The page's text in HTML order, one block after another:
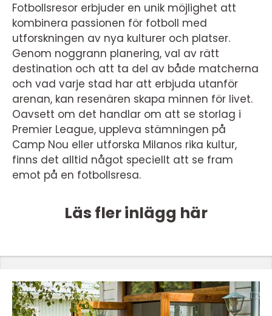
Fotbollsresor erbjuder en unik möjlighet att
kombinera passionen för fotboll med
utforskningen av nya kulturer och platser.
Genom noggrann planering, val av rätt
destination och att ta del av både matcherna
och vad varje stad har att erbjuda utanför
arenan, kan resenären skapa minnen för livet.
Oavsett om det handlar om att se storlag i
Premier League, uppleva stämningen på
Camp Nou eller utforska Milanos rika kultur,
finns det alltid något speciellt att se fram
emot på en fotbollsresa.
Läs fler inlägg här